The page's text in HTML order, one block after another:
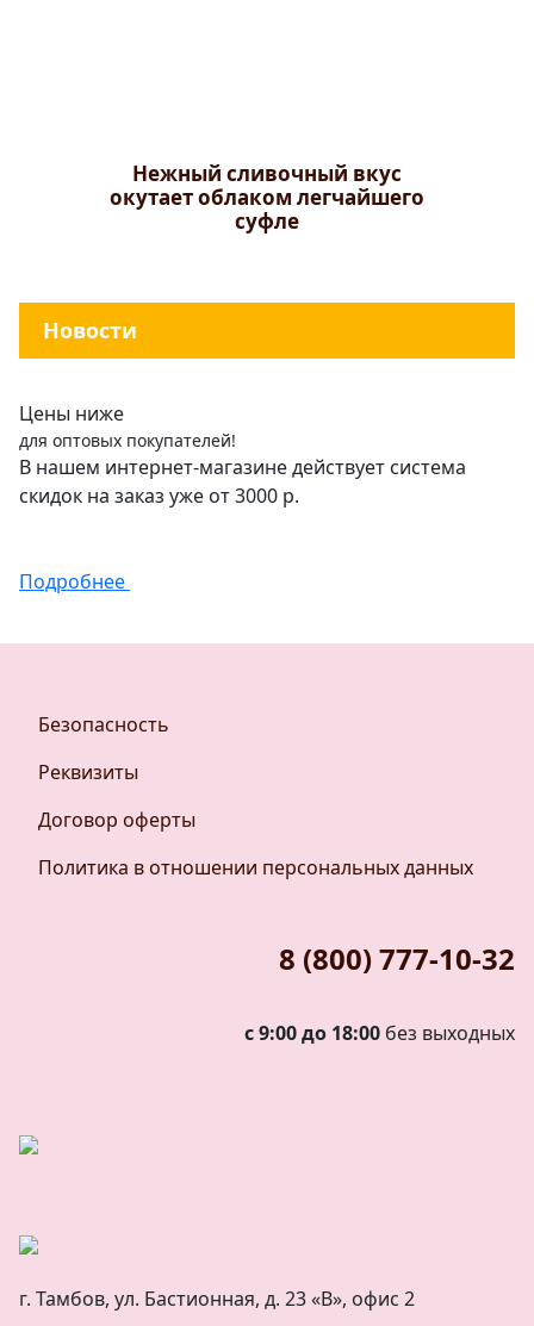
Новости
Цены ниже
для оптовых покупателей!
В нашем интернет-магазине действует система
скидок на заказ уже от 3000 р.
Подробнее
Нежный сливочный вкус
окутает облаком легчайшего
суфле
Безопасность
Реквизиты
Договор оферты
Политика в отношении персональных данных
8 (800) 777-10-32
с 9:00 до 18:00 без выходных
г. Тамбов, ул. Бастионная, д. 23 «В», офис 2